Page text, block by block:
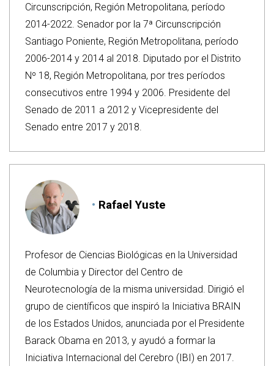
Circunscripción, Región Metropolitana, período
2014-2022. Senador por la 7ª Circunscripción
Santiago Poniente, Región Metropolitana, período
2006-2014 y 2014 al 2018. Diputado por el Distrito
Nº 18, Región Metropolitana, por tres períodos
consecutivos entre 1994 y 2006. Presidente del
Senado de 2011 a 2012 y Vicepresidente del
Senado entre 2017 y 2018.
Rafael Yuste
Profesor de Ciencias Biológicas en la Universidad
de Columbia y Director del Centro de
Neurotecnología de la misma universidad. Dirigió el
grupo de científicos que inspiró la Iniciativa BRAIN
de los Estados Unidos, anunciada por el Presidente
Barack Obama en 2013, y ayudó a formar la
Iniciativa Internacional del Cerebro (IBI) en 2017.